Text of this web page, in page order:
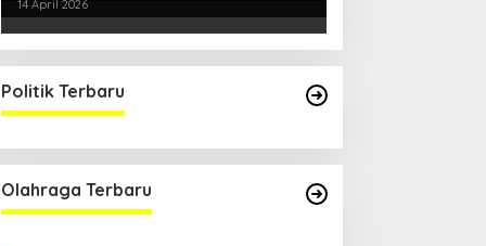
14 April 2026
Politik Terbaru
Olahraga Terbaru